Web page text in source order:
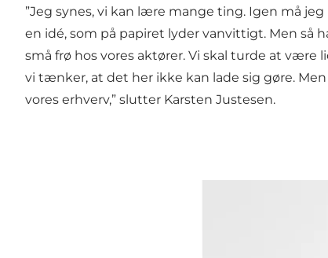
”Jeg synes, vi kan lære mange ting. Igen må
en idé, som på papiret lyder vanvittigt. Men så
små frø hos vores aktører. Vi skal turde at
vi tænker, at det her ikke kan lade sig gøre.
vores erhverv,” slutter Karsten Justesen.